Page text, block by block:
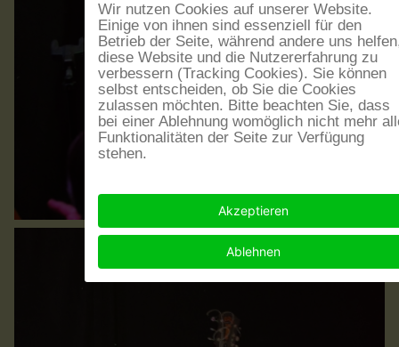
Wir nutzen Cookies auf unserer Website.
Einige von ihnen sind essenziell für den
Betrieb der Seite, während andere uns
diese Website und die Nutzererfahrung zu
verbessern (Tracking Cookies). Sie können
selbst entscheiden, ob Sie die Cookies
zulassen möchten. Bitte beachten Sie, dass
bei einer Ablehnung womöglich nicht mehr
Funktionalitäten der Seite zur Verfügung
stehen.
Akzeptieren
Ablehnen